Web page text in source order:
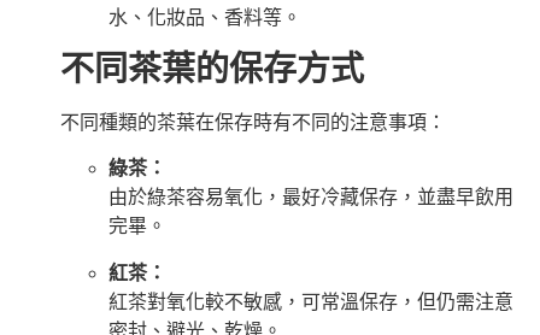
水、化妝品、香料等。
不同茶葉的保存方式
不同種類的茶葉在保存時有不同的注意事項：
綠茶：
由於綠茶容易氧化，最好冷藏保存，並盡早飲用
完畢。
紅茶：
紅茶對氧化較不敏感，可常溫保存，但仍需注意
密封、避光、乾燥。